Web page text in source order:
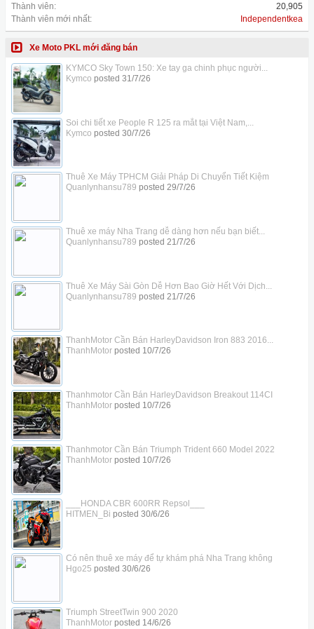
Thành viên:
20,905
Thành viên mới nhất:
Independentkea
Xe Moto PKL mới đăng bán
KYMCO Sky Town 150: Xe tay ga chinh phục người...
Kymco posted 31/7/26
Soi chi tiết xe People R 125 ra mắt tại Việt Nam,...
Kymco posted 30/7/26
Thuê Xe Máy TPHCM Giải Pháp Di Chuyển Tiết Kiệm
Quanlynhansu789 posted 29/7/26
Thuê xe máy Nha Trang dễ dàng hơn nếu bạn biết...
Quanlynhansu789 posted 21/7/26
Thuê Xe Máy Sài Gòn Dễ Hơn Bao Giờ Hết Với Dịch...
Quanlynhansu789 posted 21/7/26
ThanhMotor Cần Bán HarleyDavidson Iron 883 2016...
ThanhMotorposted 10/7/26
Thanhmotor Cần Bán HarleyDavidson Breakout 114CI
ThanhMotorposted 10/7/26
Thanhmotor Cần Bán Triumph Trident 660 Model 2022
ThanhMotorposted 10/7/26
___HONDA CBR 600RR Repsol___
HITMEN_Bi posted 30/6/26
Có nên thuê xe máy để tự khám phá Nha Trang không
Hgo25 posted 30/6/26
Triumph StreetTwin 900 2020
ThanhMotorposted 14/6/26